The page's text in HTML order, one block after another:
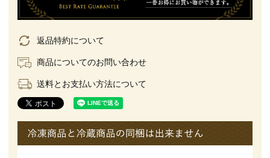
返品特約について
商品についてのお問い合わせ
送料とお支払い方法について